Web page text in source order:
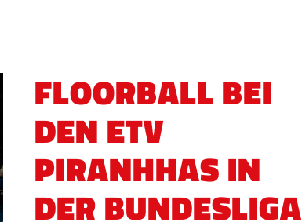
FLOORBALL BEI
DEN ETV
PIRANHHAS IN
DER BUNDESLIGA